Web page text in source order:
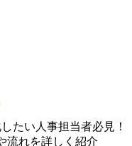
たい人事担当者必見！
流れを詳しく紹介